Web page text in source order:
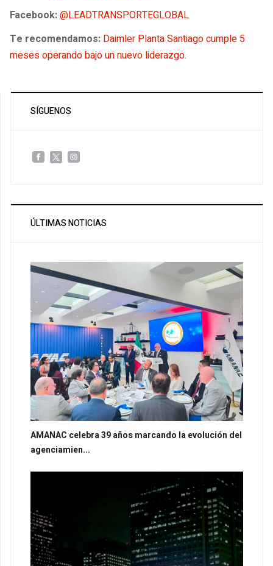
Facebook:@LEADTRANSPORTEGLOBAL
Te recomendamos: Daimler Planta Santiago cumple 5
meses operando bajo un nuevo liderazgo.
SÍGUENOS
ÚLTIMAS NOTICIAS
AMANAC celebra 39 años marcando la evolución del
agenciamien...